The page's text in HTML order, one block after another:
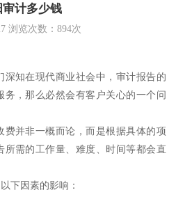
审计多少钱
浏览次数： 894次
深知在现代商业社会中，审计报告的
务，那么必然会有客户关心的一个问
并非一概而论，而是根据具体的项
所需的工作量、难度、时间等都会直
下因素的影响：